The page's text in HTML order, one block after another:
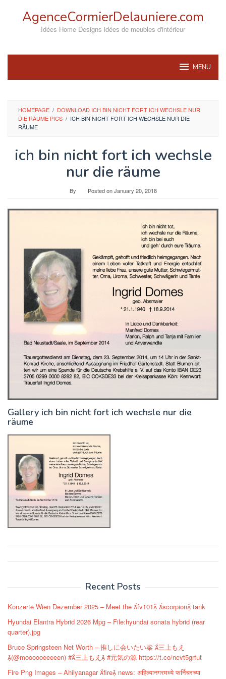
AgenceCormierDelauniere.com
Idées Home Designs idées de meubles d'intérieur
MENU
HOMEPAGE / DOWNLOAD ICH BIN NICHT FORT ICH WECHSLE NUR
DIE RÄUME PICS / ICH BIN NICHT FORT ICH WECHSLE NUR DIE
RÄUME
ich bin nicht fort ich wechsle
nur die räume
By Posted onJanuary 20, 2018
Gallery ich bin nicht fort ich wechsle nur die
räume
Recent Posts
Konzerte Wien Dezember 2025 – Meet the fv101 scorpion tank
Hyundai Elantra Hybrid 2026 Mpg – File:hyundai sonata hybrid (rear
quarter).jpg
Bruce Springsteen Net Worth – 推しに会いたい梁 三上もえ
(@moooooeeeeen) #三上もえ #元気の源 https://t.co/ncvt5grfut
Fire Png Images – Ahilyanagar fire news: अहिल्यानगरमध्ये फर्निचरच्या